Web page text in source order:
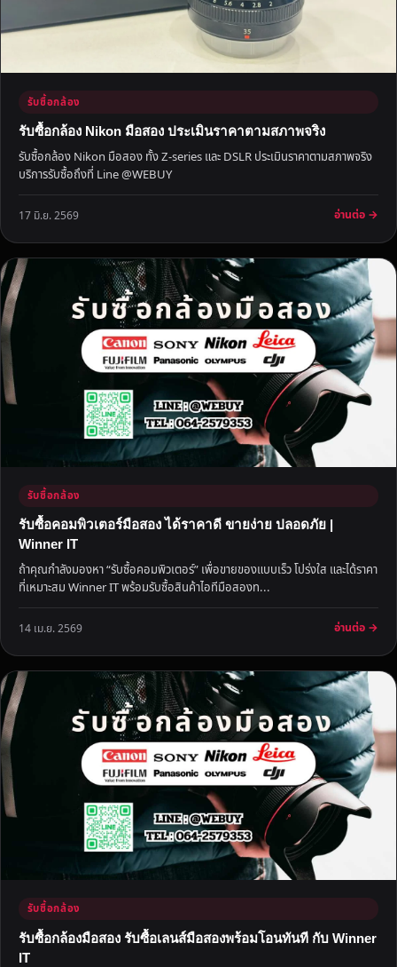
ด
า
รับซื้อกล้อง
รับซื้อกล้อง Nikon มือสอง ประเมินราคาตามสภาพจริง
รับซื้อกล้อง Nikon มือสอง ทั้ง Z-series และ DSLR ประเมินราคาตามสภาพจริง
บริการรับซื้อถึงที่ Line @WEBUY
17 มิ.ย. 2569 อ่านต่อ →
รับซื้อกล้อง
รับซื้อคอมพิวเตอร์มือสอง ได้ราคาดี ขายง่าย ปลอดภัย |
Winner IT
ถ้าคุณกำลังมองหา “รับซื้อคอมพิวเตอร์” เพื่อขายของแบบเร็ว โปร่งใส และได้ราคา
ที่เหมาะสม Winner IT พร้อมรับซื้อสินค้าไอทีมือสองท...
14 เม.ย. 2569 อ่านต่อ →
รับซื้อกล้อง
รับซื้อกล้องมือสอง รับซื้อเลนส์มือสองพร้อมโอนทันที กับ Winner
IT